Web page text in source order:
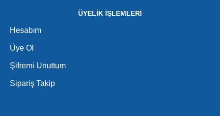
ÜYELİK İŞLEMLERİ
Hesabım
Üye Ol
Şifremi Unuttum
Sipariş Takip